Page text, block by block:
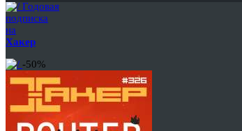
Годовая
подписка
на
Хакер
-50%